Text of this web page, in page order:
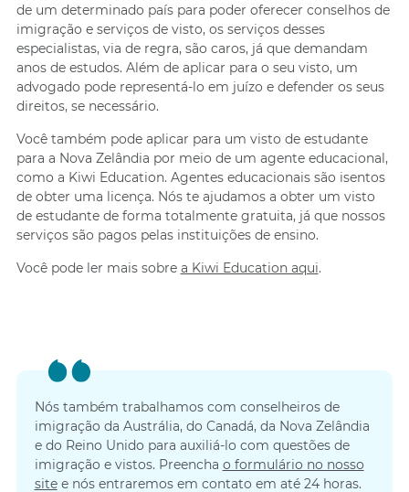
de um determinado país para poder oferecer conselhos de
imigração e serviços de visto, os serviços desses
especialistas, via de regra, são caros, já que demandam
anos de estudos. Além de aplicar para o seu visto, um
advogado pode representá-lo em juízo e defender os seus
direitos, se necessário.
Você também pode aplicar para um visto de estudante
para a Nova Zelândia por meio de um agente educacional,
como a Kiwi Education. Agentes educacionais são isentos
de obter uma licença. Nós te ajudamos a obter um visto
de estudante de forma totalmente gratuita, já que nossos
serviços são pagos pelas instituições de ensino.
Você pode ler mais sobre a Kiwi Education aqui.
Nós também trabalhamos com conselheiros de
imigração da Austrália, do Canadá, da Nova Zelândia
e do Reino Unido para auxiliá-lo com questões de
imigração e vistos. Preencha o formulário no nosso
sitee nós entraremos em contato em até 24 horas.